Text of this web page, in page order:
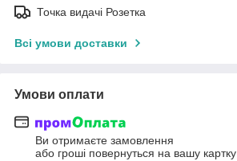
Точка видачі Розетка
Всі умови доставки
Умови оплати
Ви отримаєте замовлення
або гроші повернуться на вашу картку